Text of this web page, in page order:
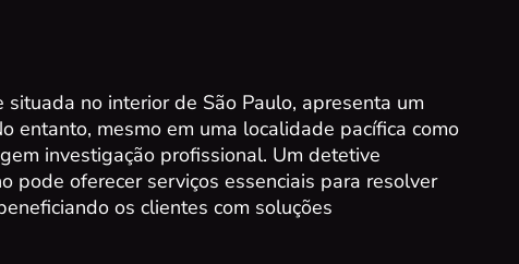
situada no interior de São Paulo, apresenta um
entanto, mesmo em uma localidade pacífica como
investigação profissional. Um detetive
pode oferecer serviços essenciais para resolver
os clientes com soluções